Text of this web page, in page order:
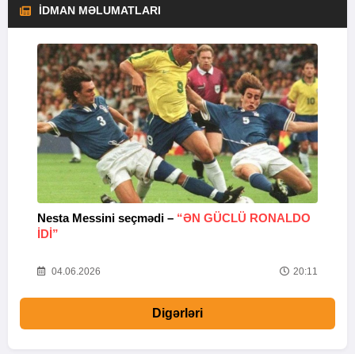
İDMAN MƏLUMATLARI
Nesta Messini seçmədi – “ƏN GÜCLÜ RONALDO
IDI”
04.06.2026 20:11
Digərləri